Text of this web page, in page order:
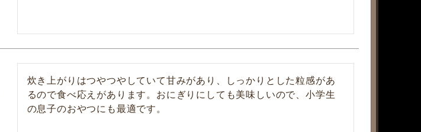
炊き上がりはつやつやしていて甘みがあり、しっかりとした粒感があ
るので食べ応えがあります。おにぎりにしても美味しいので、小学生
の息子のおやつにも最適です。